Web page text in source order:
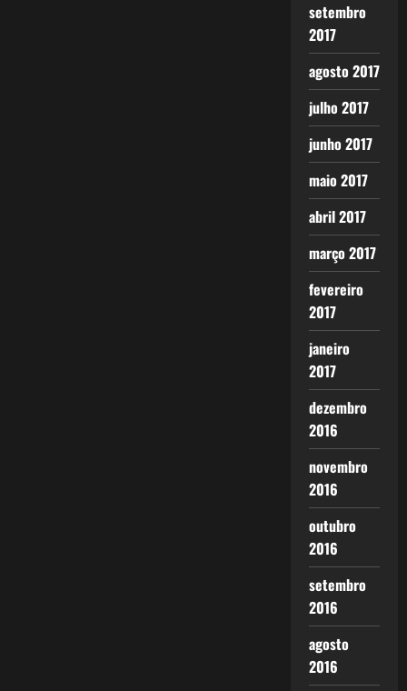
setembro
2017
agosto 2017
julho 2017
junho 2017
maio 2017
abril 2017
março 2017
fevereiro
2017
janeiro
2017
dezembro
2016
novembro
2016
outubro
2016
setembro
2016
agosto
2016